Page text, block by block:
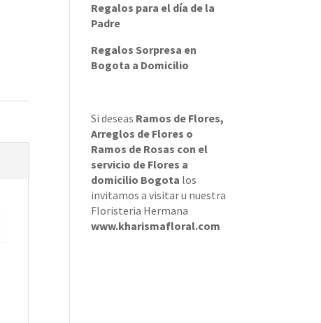
Regalos para el día de la
Padre
Regalos Sorpresa en
Bogota a Domicilio
Si deseas Ramos de Flores,
Arreglos de Flores o
Ramos de Rosas con el
servicio de Flores a
domicilio Bogota los
invitamos a visitar u nuestra
Floristeria Hermana
www.kharismafloral.com